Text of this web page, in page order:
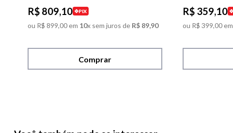
R$ 809,10 PIX
ou R$ 899,00em 10x sem juros de R$ 89,90
Comprar
R$ 359,10
ou R$ 399,00em